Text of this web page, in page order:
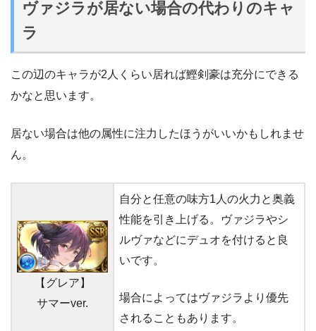
ヴァジラが居ない場合の代わりのキャ
ラ
この辺のキャラが2人くらい居れば鰹剣豪は充分にできる
かなと思います。
居ない場合は他の属性に注力したほうがいいかもしれませ
ん。
【グレア】
サマーver.
自分と任意の味方1人の火力と奥義
性能を引き上げる。ヴァジラやシ
ルヴァなどにデュオを付けると良
いです。
場合によってはヴァジラより優先
されることもあります。